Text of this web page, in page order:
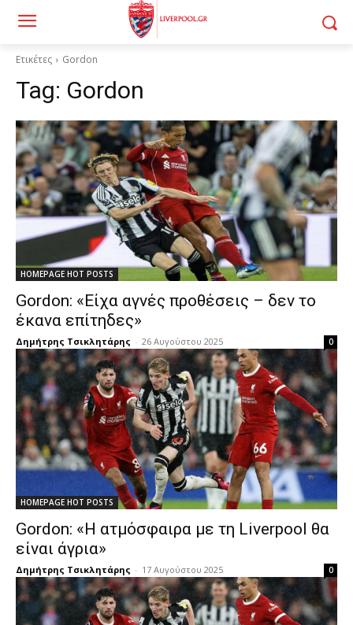
Ετικέτες Gordon
Tag: Gordon
HOMEPAGE HOT POSTS
Gordon: «Είχα αγνές προθέσεις – δεν το
έκανα επίτηδες»
Δημήτρης Τσικλητάρης - 26 Αυγούστου 2025 0
HOMEPAGE HOT POSTS
Gordon: «Η ατμόσφαιρα με τη Liverpool θα
είναι άγρια»
Δημήτρης Τσικλητάρης - 17 Αυγούστου 2025 0